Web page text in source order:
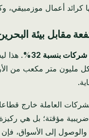
أعمال موزمبيقي،
مقابل بيئة
بنسبة 32%
. هذا
العاملة خارج
مؤقتة؛ بل هي ركيزة
هذه سيسرع بشكل كبير من تطوير أعماله، مما يسمح